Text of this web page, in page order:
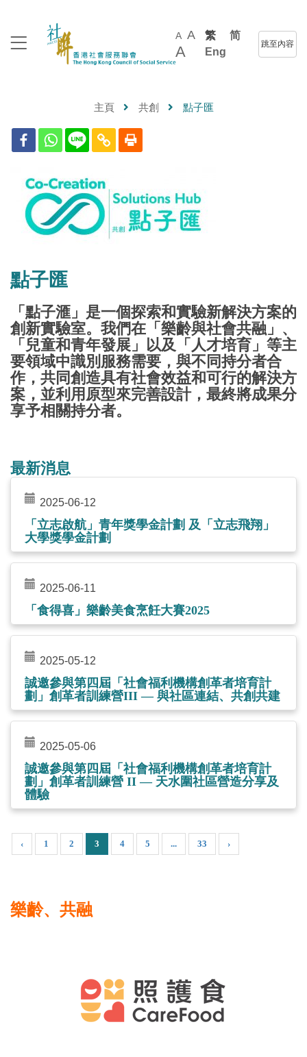
A A
A
繁
简
Eng
跳至內容
主頁 共創 點子匯
點子匯
「點子滙」是一個探索和實驗新解決方案的
創新實驗室。我們在「樂齡與社會共融」、
「兒童和青年發展」以及「人才培育」等主
要領域中識別服務需要，與不同持分者合
作，共同創造具有社會效益和可行的解決方
案，並利用原型來完善設計，最終將成果分
享予相關持分者。
最新消息
2025-06-12
「立志啟航」青年獎學金計劃 及「立志飛翔」
大學獎學金計劃
2025-06-11
「食得喜」樂齡美食烹飪大賽2025
2025-05-12
誠邀參與第四屆「社會福利機構創革者培育計
劃」創革者訓練營III — 與社區連結、共創共建
2025-05-06
誠邀參與第四屆「社會福利機構創革者培育計
劃」創革者訓練營 II — 天水圍社區營造分享及
體驗
‹ 1 2 3 4 5 ... 33 ›
樂齡、共融